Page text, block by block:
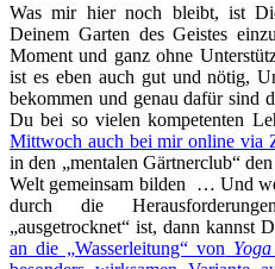
Was mir hier noch bleibt, ist
Deinem Garten des Geistes
Moment und ganz ohne
ist es eben auch gut und nötig,
bekommen und genau dafür sind
Du bei so vielen kompetenten
Mittwoch auch bei mir online via
in den „mentalen Gärtnerclub“
Welt gemeinsam bilden … Und
durch die
„ausgetrocknet“ ist, dann kannst
an die „Wasserleitung“ von